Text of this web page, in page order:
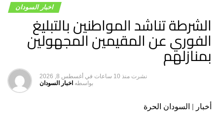
وأوضح أن إهمال ملاك الشقق وإسناد إدارتها للسماسرة أدى
للوقوع في هذه المخالفات، مشيراً إلى أن التسجيل يضمن
التعرف على هوية المستأجرين والتأكد من طبيعة نشاطهم.
وأضاف أن ظروف الحرب دفعت المواطنين إلى إيجار شققهم
السكنية وهو نشاط مشروع وذو فائدة أسهم في حل مشكلة
السكن، لكن يجب أن يتم وفقاً للضوابط حتى لا يتم استغلاله في
أنشطة مشبوهة مخالفة للقانون.
اخبار السودان
الشرطة تناشد المواطنين بالتبليغ
الفوري عن المقيمين المجهولين
بمنازلهم
نشرت منذ 10 ساعات في أغسطس 8, 2026
بواسطه اخبار السودان
أخبار | السودان الحرة